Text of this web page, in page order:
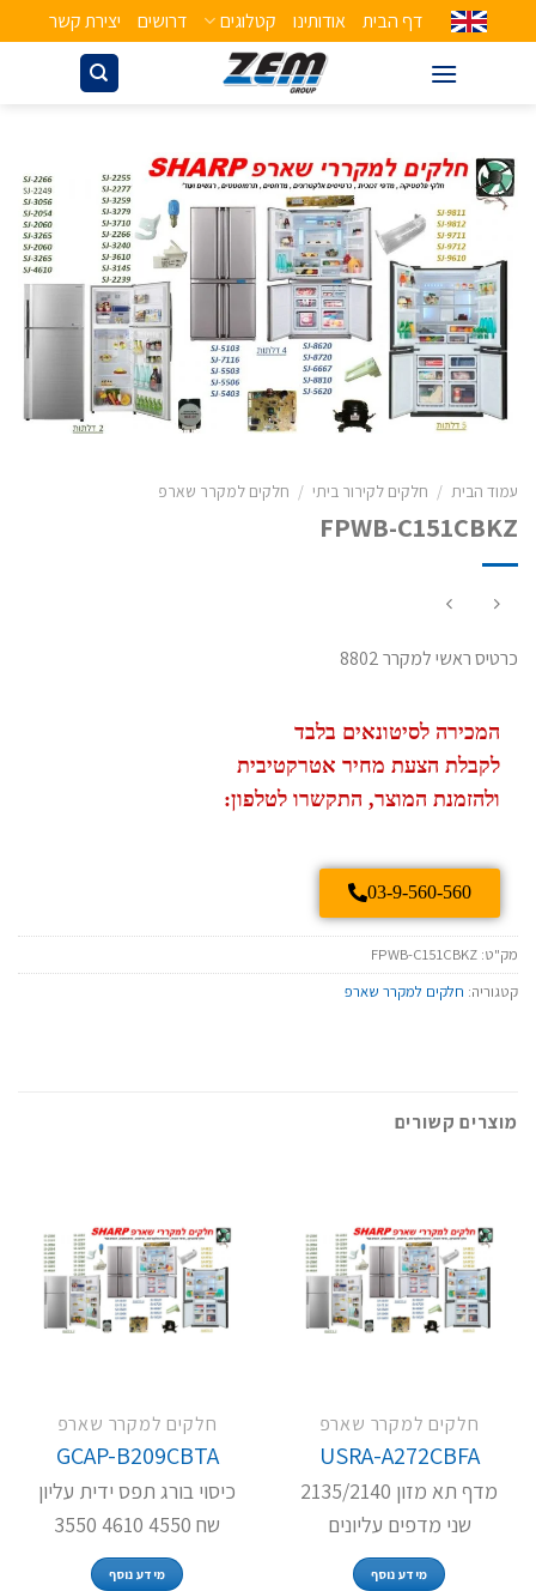
דף הבית אודותינו קטלוגים דרושים יצירת קשר
עמוד הבית / חלקים לקירור ביתי / חלקים למקרר שארפ
FPWB-C151CBKZ
כרטיס ראשי למקרר 8802
המכירה לסיטונאים בלבד
לקבלת הצעת מחיר אטרקטיבית
ולהזמנת המוצר, התקשרו לטלפון:
03-9-560-560
מק"ט: FPWB-C151CBKZ
קטגוריה: חלקים למקרר שארפ
מוצרים קשורים
חלקים למקרר שארפ
USRA-A272CBFA
מדף תא מזון 2135/2140
שני מדפים עליונים
מידע נוסף
חלקים למקרר שארפ
GCAP-B209CBTA
כיסוי בורג תפס ידית עליון
שח 4550 4610 3550
מידע נוסף